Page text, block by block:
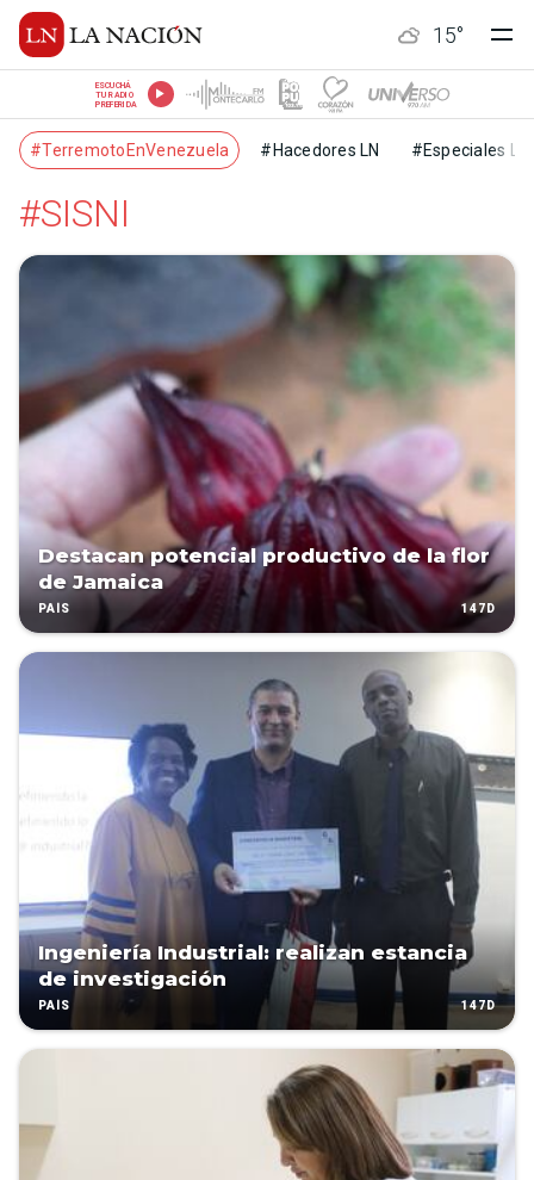
15°
ESCUCHÁ
TU RADIO
PREFERIDA
#TerremotoEnVenezuela #Hacedores LN #Especiales LN
#SISNI
Destacan potencial productivo de la flor
de Jamaica
PAÍS 147D
Ingeniería Industrial: realizan estancia
de investigación
PAÍS 147D